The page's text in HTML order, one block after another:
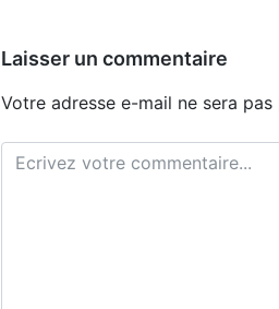
Laisser un commentaire
Votre adresse e-mail ne sera pas